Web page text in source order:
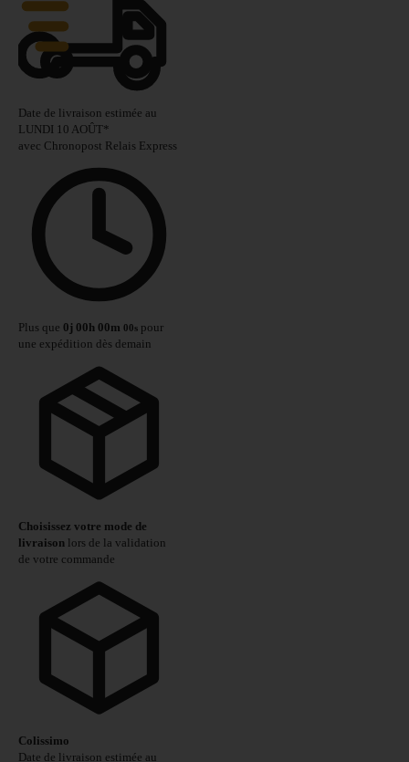
Date de livraison estimée au
LUNDI 10 AOÛT*
avec Chronopost Relais Express
Plus que 0j 00h 00m 00s pour
une expédition dès demain
Choisissez votre mode de
livraison lors de la validation
de votre commande
Colissimo
Date de livraison estimée au